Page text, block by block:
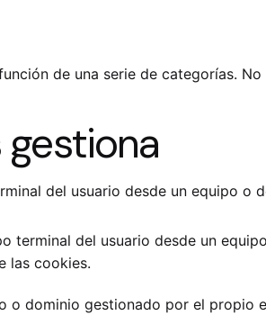
de una serie de categorías.
del usuario desde un equipo
terminal del usuario desde un
las cookies.
o dominio gestionado por el